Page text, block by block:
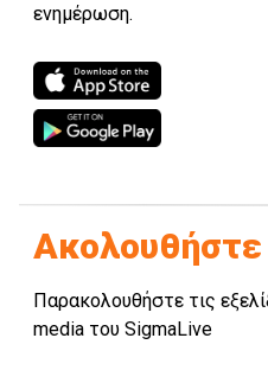
ενημέρωση.
Ακολουθήστε
Παρακολουθήστε τις
media του SigmaLive